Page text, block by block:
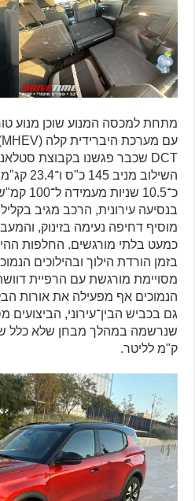
DCT שכבר פגשנו בקבוצת סטלאנטיס.
השילוב מניב
בנסיעה עירונית, הרכב מגיב
מוסיף דחיפה נעימה בזינוק,
כמעט בלתי מורגשים. החלפות
בזמן הורדת הילוך ובהילוכים
מסויימת מורגשת עם הרפיית דוושת
הנמוכים אף מפעילה את אורות
גם בכביש הבין־עירוני, הביצועים
ק"מ לליטר.